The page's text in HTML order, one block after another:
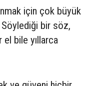
için çok büyük
bir söz,
el bile yıllarca